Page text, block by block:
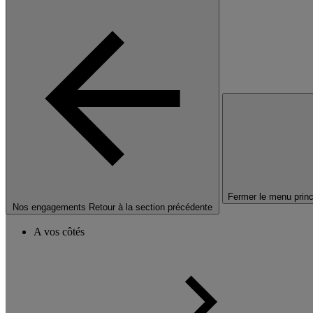
Nos engagements Retour à la section précédente
Fermer le menu
A vos côtés